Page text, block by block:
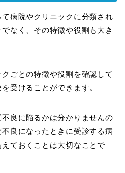
病院やクリニックに分類され
なく、その特徴や役割も大き
ごとの特徴や役割を確認して
受けることができます。
良に陥るかは分かりませんの
良になったときに受診する病
ておくことは大切なことで